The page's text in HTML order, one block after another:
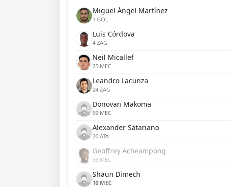
Miguel Ángel Martínez
1 GOL
Luis Córdova
4 ZAG
Neil Micallef
25 MEC
Leandro Lacunza
24 ZAG
Donovan Makoma
59 MEC
Alexander Satariano
20 ATA
Geoffrey Acheampong
33 MEC
Shaun Dimech
10 MEC